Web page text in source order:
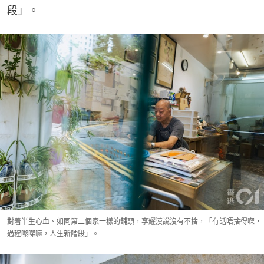
段」。
對着半生心血、如同第二個家一樣的舖頭，李耀漢說沒有不捨，「冇話唔捨得㗎，
過程嚟㗎嘛，人生新階段」。